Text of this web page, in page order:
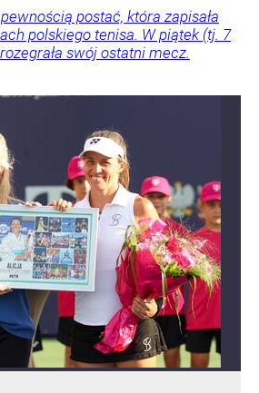
postać, która zapisała
polskiego tenisa. W piątek (tj. 7
swój ostatni mecz.